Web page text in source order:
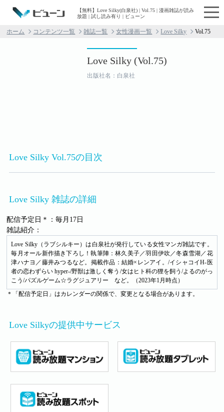
【無料】Love Silky(白泉社) | Vol.75 | 漫画雑誌が読み
放題 | 試し読み有り | ビューン
ホーム コンテンツ一覧 雑誌一覧 女性漫画一覧 Love Silky Vol.75
Love Silky (Vol.75)
出版社名：白泉社
Love Silky Vol.75の目次
Love Silky 雑誌の詳細
配信予定日＊：毎月17日
雑誌紹介：
Love Silky（ラブシルキー）は白泉社が発行している女性マンガ雑誌です。
毎月オール新作描き下ろし！執筆陣：林久美子／羽田伊吹／冬森雪湖／花
津ハナヨ／藤井みつるなど。掲載作品：結婚×レンアイ。/イシャコイH-医
者の恋わずらい hyper-/野獣は激しく奪う/女はヒト科の狸を飼う/よるのがっ
こう/パズルゲーム☆ラグジュアリー など。（2023年1月時点）
＊「配信予定日」はカレンダーの関係で、変更となる場合があります。
Love Silkyの提供中サービス